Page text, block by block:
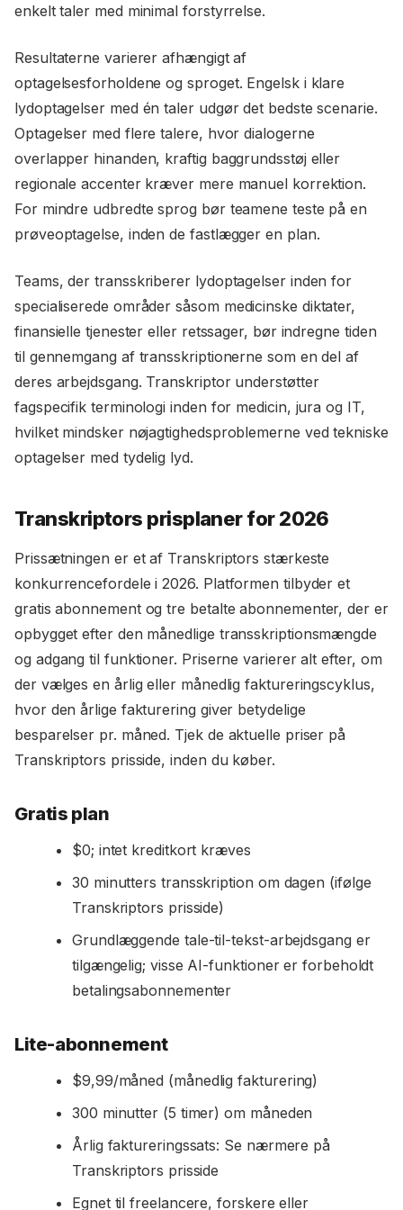
enkelt taler med minimal forstyrrelse.
Resultaterne varierer afhængigt af
optagelsesforholdene og sproget. Engelsk i klare
lydoptagelser med én taler udgør det bedste scenarie.
Optagelser med flere talere, hvor dialogerne
overlapper hinanden, kraftig baggrundsstøj eller
regionale accenter kræver mere manuel korrektion.
For mindre udbredte sprog bør teamene teste på en
prøveoptagelse, inden de fastlægger en plan.
Teams, der transskriberer lydoptagelser inden for
specialiserede områder såsom medicinske diktater,
finansielle tjenester eller retssager, bør indregne tiden
til gennemgang af transskriptionerne som en del af
deres arbejdsgang. Transkriptor understøtter
fagspecifik terminologi inden for medicin, jura og IT,
hvilket mindsker nøjagtighedsproblemerne ved tekniske
optagelser med tydelig lyd.
Transkriptors prisplaner for 2026
Prissætningen er et af Transkriptors stærkeste
konkurrencefordele i 2026. Platformen tilbyder et
gratis abonnement og tre betalte abonnementer, der er
opbygget efter den månedlige transskriptionsmængde
og adgang til funktioner. Priserne varierer alt efter, om
der vælges en årlig eller månedlig faktureringscyklus,
hvor den årlige fakturering giver betydelige
besparelser pr. måned. Tjek de aktuelle priser på
Transkriptors prisside, inden du køber.
Gratis plan
$0; intet kreditkort kræves
30 minutters transskription om dagen (ifølge
Transkriptors prisside)
Grundlæggende tale-til-tekst-arbejdsgang er
tilgængelig; visse AI-funktioner er forbeholdt
betalingsabonnementer
Lite-abonnement
$9,99/måned (månedlig fakturering)
300 minutter (5 timer) om måneden
Årlig faktureringssats: Se nærmere på
Transkriptors prisside
Egnet til freelancere, forskere eller